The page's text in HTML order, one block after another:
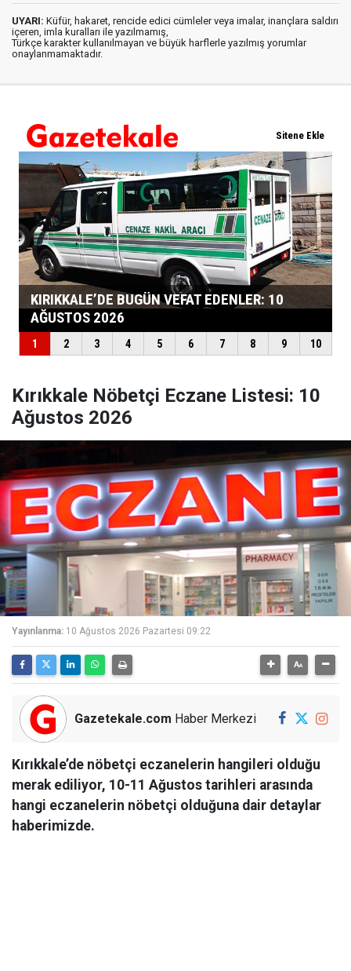
UYARI: Küfür, hakaret, rencide edici cümleler veya imalar, inançlara saldırı
içeren, imla kuralları ile yazılmamış,
Türkçe karakter kullanılmayan ve büyük harflerle yazılmış yorumlar
onaylanmamaktadır.
Kırıkkale Nöbetçi Eczane Listesi: 10
Ağustos 2026
Yayınlanma: 10 Ağustos 2026 Pazartesi 09:22
Gazetekale.com Haber Merkezi
Kırıkkale’de nöbetçi eczanelerin hangileri olduğu
merak ediliyor, 10-11 Ağustos tarihleri arasında
hangi eczanelerin nöbetçi olduğuna dair detaylar
haberimizde.